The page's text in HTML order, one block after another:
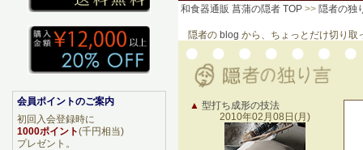
和食器通販 菖蒲の隠者 TOP >> 隠者の独
隠者の blog から、ちょっとだけ切り取
▲ 型打ち成形の技法
2010年02月08日(月)
会員ポイントのご案内
初回入会登録時に
1000ポイント(千円相当)
プレゼント。